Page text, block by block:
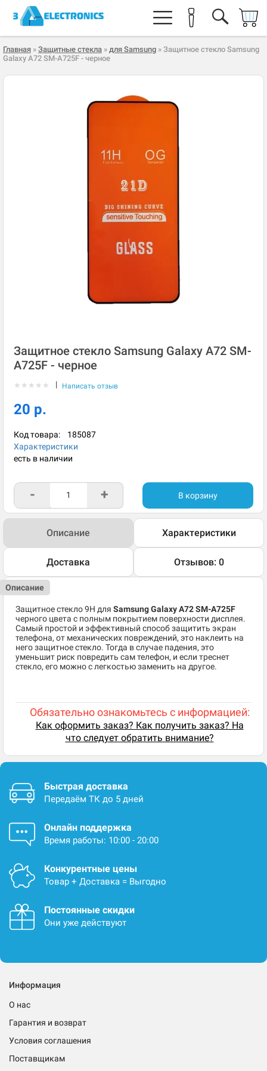
Главная » Защитные стекла » для Samsung » Защитное стекло Samsung
Galaxy A72 SM-A725F - черное
Защитное стекло Samsung Galaxy A72 SM-
A725F - черное
★ ★ ★ ★ ★ | Написать отзыв
20 р.
Код товара: 185087
Характеристики
есть в наличии
- + В корзину
Описание Характеристики
Доставка Отзывов: 0
Описание
Защитное стекло 9H для Samsung Galaxy A72 SM-A725F
черного цвета с полным покрытием поверхности дисплея.
Самый простой и эффективный способ защитить экран
телефона, от механических повреждений, это наклеить на
него защитное стекло. Тогда в случае падения, это
уменьшит риск повредить сам телефон, и если треснет
стекло, его можно с легкостью заменить на другое.
Обязательно ознакомьтесь с информацией:
Как оформить заказ? Как получить заказ? На
что следует обратить внимание?
Быстрая доставка
Передаём ТК до 5 дней
Онлайн поддержка
Время работы: 10:00 - 20:00
Конкурентные цены
Товар + Доставка = Выгодно
Постоянные скидки
Они уже действуют
Информация
О нас
Гарантия и возврат
Условия соглашения
Поставщикам